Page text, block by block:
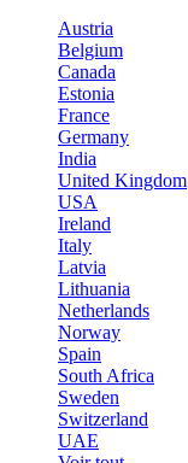
Austria
Belgium
Canada
Estonia
France
Germany
India
United Kingdom
USA
Ireland
Italy
Latvia
Lithuania
Netherlands
Norway
Spain
South Africa
Sweden
Switzerland
UAE